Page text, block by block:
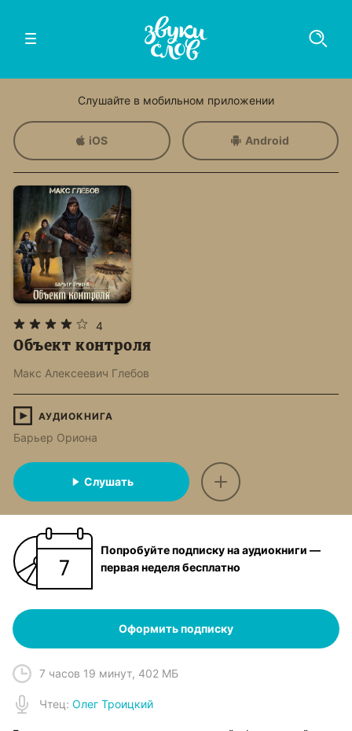
Слушайте в мобильном приложении
iOS Android
4
Объект контроля
Макс Алексеевич Глебов
АУДИОКНИГА
Барьер Ориона
Слушать
Попробуйте подписку на аудиокниги —
первая неделя бесплатно
Оформить подписку
7 часов 19 минут, 402 МБ
Чтец: Олег Троицкий